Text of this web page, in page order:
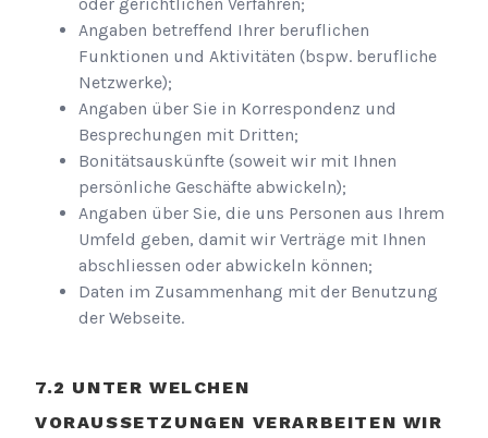
Angaben betreffend Ihrer beruflichen
Funktionen und Aktivitäten (bspw. berufliche
Netzwerke);
Angaben über Sie in Korrespondenz und
Besprechungen mit Dritten;
Bonitätsauskünfte (soweit wir mit Ihnen
persönliche Geschäfte abwickeln);
Angaben über Sie, die uns Personen aus Ihrem
Umfeld geben, damit wir Verträge mit Ihnen
abschliessen oder abwickeln können;
Daten im Zusammenhang mit der Benutzung
der Webseite.
UNTER WELCHEN
VORAUSSETZUNGEN VERARBEITEN WIR